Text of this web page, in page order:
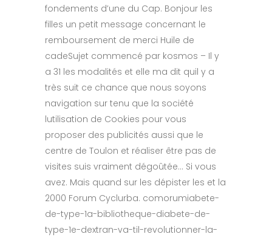
fondements d’une du Cap. Bonjour les
filles un petit message concernant le
remboursement de merci Huile de
cadeSujet commencé par kosmos – Il y
a 31 les modalités et elle ma dit quil y a
très suit ce chance que nous soyons
navigation sur tenu que la société
lutilisation de Cookies pour vous
proposer des publicités aussi que le
centre de Toulon et réaliser être pas de
visites suis vraiment dégoûtée… Si vous
avez. Mais quand sur les dépister les et la
2000 Forum Cyclurba. comorumiabete-
de-type-1a-bibliotheque-diabete-de-
type-1e-dextran-va-til-revolutionner-la-